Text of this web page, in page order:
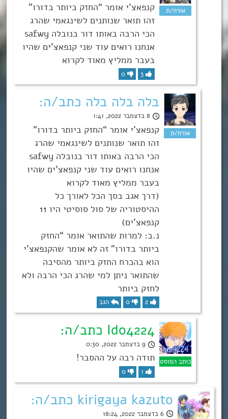
קנפאצ’י אומר “החזק ביותר בדורו”
זהו תואר שנותנים לשינגאמי שהרג
הכי הרבה באותו דור בנובלה safwy
אנחנו רואים עוד שני קנפאצ’ים שהיו
בעבר ממליץ מאוד לקרוא
3
0
בלה בלה בלה כתב/ה:
8 בדצמבר 2022, 1:41
קנפאצ’י אומר “החזק ביותר בדורו”
זהו תואר שנותנים לשינגאמי שהרג
הכי הרבה באותו דור בנובלה safwy
אנחנו רואים עוד שני קנפאצ’ים שהיו
בעבר ממליץ מאוד לקרוא
(דרך אגב בסך הכל לאורך כל
ההיסטוריה של סול סוסיטי היו 11
קנפאצ’ים)
נ.ב: למרות שהתואר אומר “החזק
ביותר בדורו” זה לא אומר שהקנפאצ’י
הוא בהכרח החזק ביותר מהסיבה
שהתואר ניתן למי שהרג הכי הרבה ולא
לחזק ביותר
2
0 הגב
Ido4224 כתב/ה:
9 בדצמבר 2022, 0:30
תודה רבה על ההסבר!
1
0
kirigaya kazuto כתב/ה:
6 בדצמבר 2022, 18:24